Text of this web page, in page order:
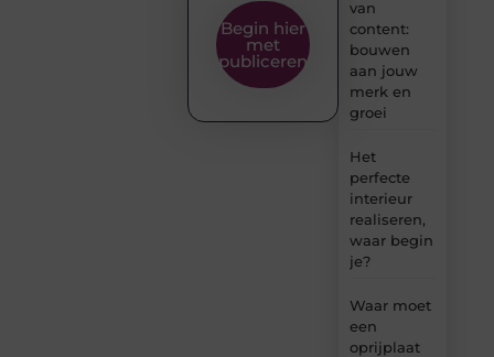
van
content:
bouwen
aan jouw
merk en
groei
Het
perfecte
interieur
realiseren,
waar begin
je?
Waar moet
een
oprijplaat
Begin hier
met
publiceren